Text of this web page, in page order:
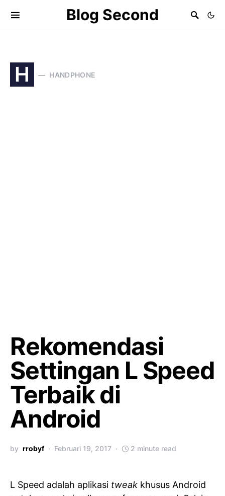
Blog Second
H HANDPHONE
Rekomendasi
Settingan L Speed
Terbaik di
Android
by rrobyf Februari 19, 2017 2 minute read
L Speed adalah aplikasi tweak khusus Android